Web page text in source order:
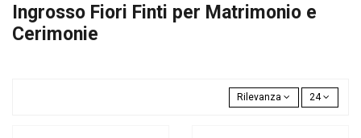
Ingrosso Fiori Finti per Matrimonio e
Cerimonie
Rilevanza 24